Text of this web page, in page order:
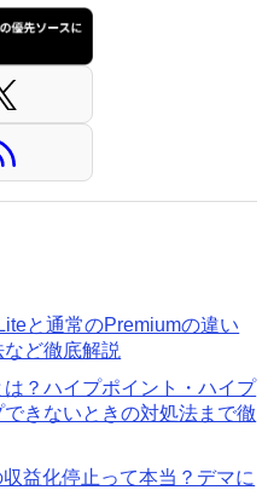
と通常のPremiumの違い
ど徹底解説
？ハイプポイント・ハイプ
きないときの対処法まで徹
益化停止って本当？デマに